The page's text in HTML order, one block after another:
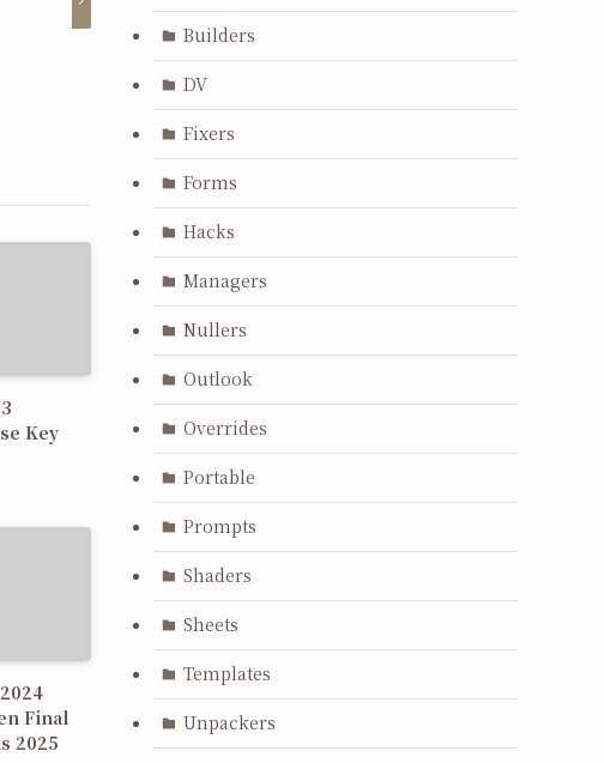
Key
Final
2025
Builders
DV
Fixers
Forms
Hacks
Managers
Nullers
Outlook
Overrides
Portable
Prompts
Shaders
Sheets
Templates
Unpackers